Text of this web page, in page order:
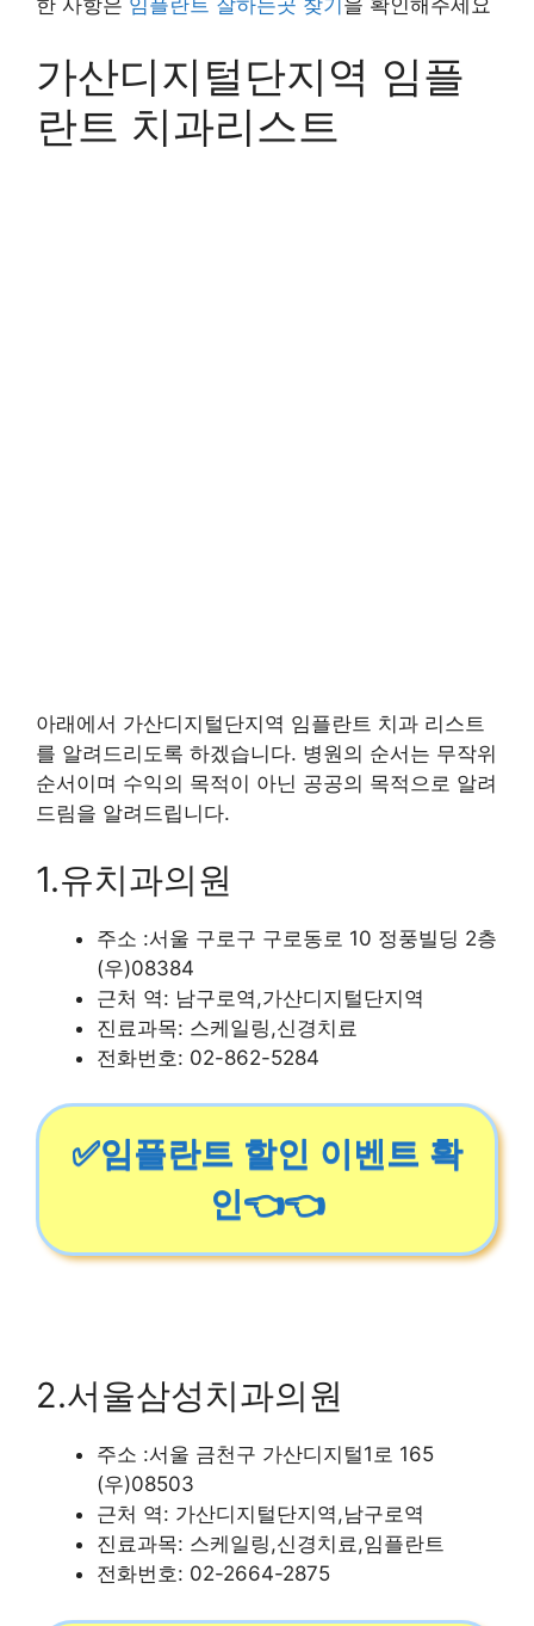
가산디지털단지역 임플
란트 치과리스트
아래에서 가산디지털단지역 임플란트 치과 리스트
를 알려드리도록 하겠습니다. 병원의 순서는 무작위
순서이며 수익의 목적이 아닌 공공의 목적으로 알려
드림을 알려드립니다.
1.유치과의원
주소 :서울 구로구 구로동로 10 정풍빌딩 2층
(우)08384
근처 역: 남구로역,가산디지털단지역
진료과목: 스케일링,신경치료
전화번호: 02-862-5284
✅임플란트 할인 이벤트 확
인👈👈
2.서울삼성치과의원
주소 :서울 금천구 가산디지털1로 165
(우)08503
근처 역: 가산디지털단지역,남구로역
진료과목: 스케일링,신경치료,임플란트
전화번호: 02-2664-2875